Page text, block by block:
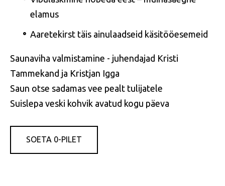
elamus
Aaretekirst täis ainulaadseid käsitööesemeid
Saunaviha valmistamine - juhendajad Kristi
Tammekand ja Kristjan Igga
Saun otse sadamas vee pealt tulijatele
Suislepa veski kohvik avatud kogu päeva
SOETA 0-PILET